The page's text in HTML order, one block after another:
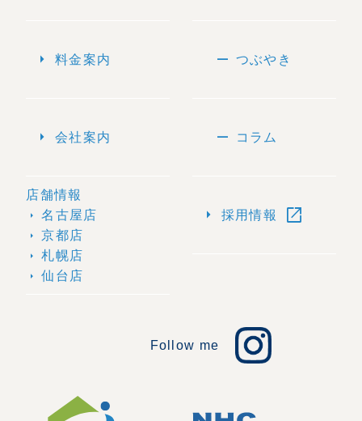
arrow_right 料金案内
arrow_right 会社案内
店舗情報
arrow_right 名古屋店
arrow_right 京都店
arrow_right 札幌店
arrow_right 仙台店
remove つぶやき
remove コラム
arrow_right 採用情報 open_in_new
Follow me